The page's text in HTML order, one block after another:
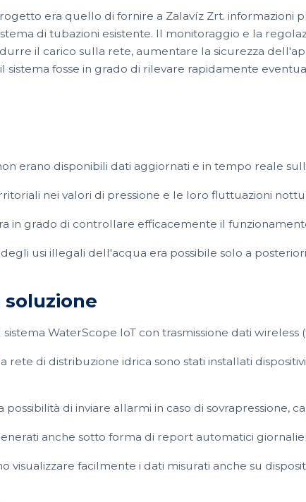
era quello di fornire a Zalavíz Zrt. informazioni
di tubazioni esistente. Il monitoraggio e la
il carico sulla rete, aumentare la sicurezza
sistema fosse in grado di rilevare rapidamente
erano disponibili dati aggiornati e in tempo reale
nei valori di pressione e le loro fluttuazioni
in grado di controllare efficacemente il
usi illegali dell'acqua era possibile solo a
soluzione
WaterScope IoT con trasmissione dati wireless
rete di distribuzione idrica sono stati installati
possibilità di inviare allarmi in caso di sovrapressione,
anche sotto forma di report automatici
visualizzare facilmente i dati misurati anche su